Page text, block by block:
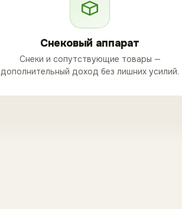
Снековый аппарат
Снеки и сопутствующие товары —
дополнительный доход без лишних усилий.